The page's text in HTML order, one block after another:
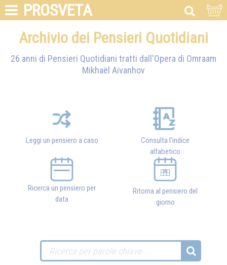
PROSVETA
Archivio dei Pensieri Quotidiani
26 anni di Pensieri Quotidiani tratti dall'Opera di Omraam
Mikhaël Aïvanhov
Leggi un pensiero a caso
Consulta l’indice
alfabetico
Ricerca un pensiero per
data
Ritorna al pensiero del
giorno